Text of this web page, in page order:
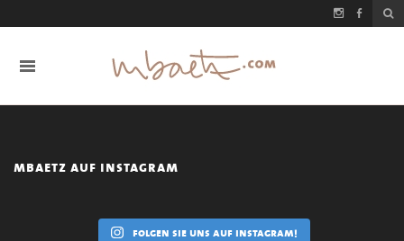
mbaetz auf instagram
folgen sie uns auf instagram!